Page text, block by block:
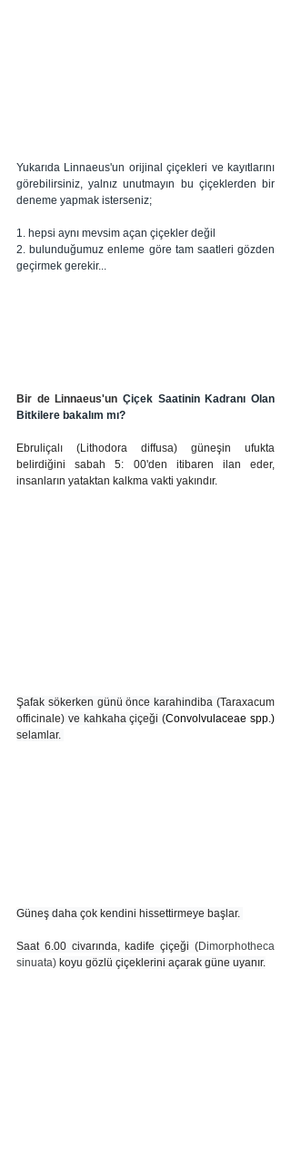
Yukarıda Linnaeus'un orijinal çiçekleri ve kayıtlarını
görebilirsiniz, yalnız unutmayın bu çiçeklerden bir
deneme yapmak isterseniz;
1. hepsi aynı mevsim açan çiçekler değil
2. bulunduğumuz enleme göre tam saatleri gözden
geçirmek gerekir...
Bir de Linnaeus'un Çiçek Saatinin Kadranı Olan
Bitkilere bakalım mı?
Ebruliçalı (Lithodora diffusa) güneşin ufukta
belirdiğini sabah 5: 00'den itibaren ilan eder,
insanların yataktan kalkma vakti yakındır.
Şafak sökerken günü önce karahindiba (Taraxacum
officinale) ve kahkaha çiçeği (
selamlar.
Güneş daha çok kendini hissettirmeye başlar.
Saat 6.00 civarında, kadife çiçeği (Dimorphotheca
sinuata) koyu gözlü çiçeklerini açarak güne uyanır.